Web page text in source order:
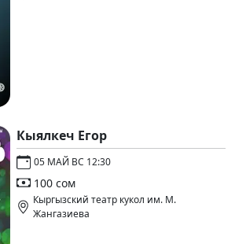
Кыялкеч Егор
05 МАЙ ВС 12:30
100 сом
Кыргызский театр кукол им. М.
Жангазиева